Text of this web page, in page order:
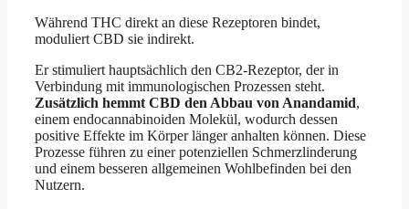
Während THC direkt an diese Rezeptoren bindet,
moduliert CBD sie indirekt.
Er stimuliert hauptsächlich den CB2-Rezeptor, der in
Verbindung mit immunologischen Prozessen steht.
Zusätzlich hemmt CBD den Abbau von Anandamid,
einem endocannabinoiden Molekül, wodurch dessen
positive Effekte im Körper länger anhalten können. Diese
Prozesse führen zu einer potenziellen Schmerzlinderung
und einem besseren allgemeinen Wohlbefinden bei den
Nutzern.